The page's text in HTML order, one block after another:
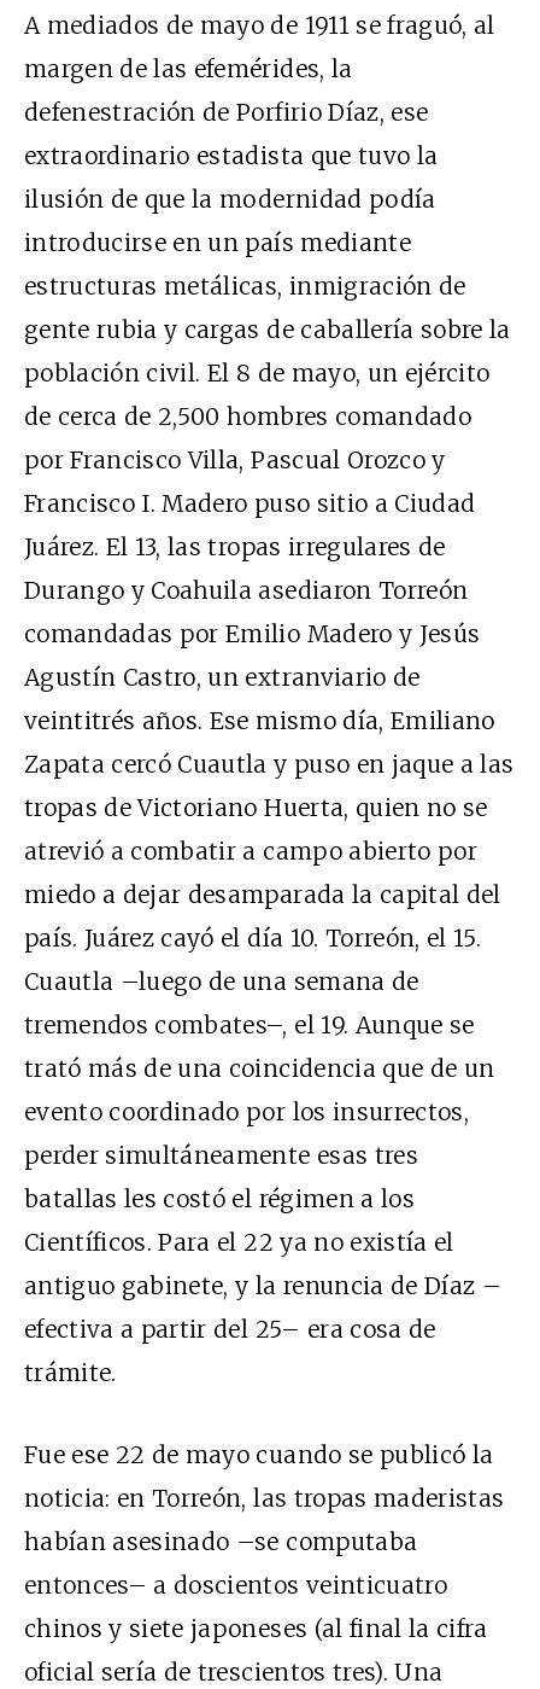
A mediados de mayo de 1911 se fraguó, al
margen de las efemérides, la
defenestración de Porfirio Díaz, ese
extraordinario estadista que tuvo la
ilusión de que la modernidad podía
introducirse en un país mediante
estructuras metálicas, inmigración de
gente rubia y cargas de caballería sobre la
población civil. El 8 de mayo, un ejército
de cerca de 2,500 hombres comandado
por Francisco Villa, Pascual Orozco y
Francisco I. Madero puso sitio a Ciudad
Juárez. El 13, las tropas irregulares de
Durango y Coahuila asediaron Torreón
comandadas por Emilio Madero y Jesús
Agustín Castro, un extranviario de
veintitrés años. Ese mismo día, Emiliano
Zapata cercó Cuautla y puso en jaque a las
tropas de Victoriano Huerta, quien no se
atrevió a combatir a campo abierto por
miedo a dejar desamparada la capital del
país. Juárez cayó el día 10. Torreón, el 15.
Cuautla –luego de una semana de
tremendos combates–, el 19. Aunque se
trató más de una coincidencia que de un
evento coordinado por los insurrectos,
perder simultáneamente esas tres
batallas les costó el régimen a los
Científicos. Para el 22 ya no existía el
antiguo gabinete, y la renuncia de Díaz –
efectiva a partir del 25– era cosa de
trámite.
Fue ese 22 de mayo cuando se publicó la
noticia: en Torreón, las tropas maderistas
habían asesinado –se computaba
entonces– a doscientos veinticuatro
chinos y siete japoneses (al final la cifra
oficial sería de trescientos tres). Una